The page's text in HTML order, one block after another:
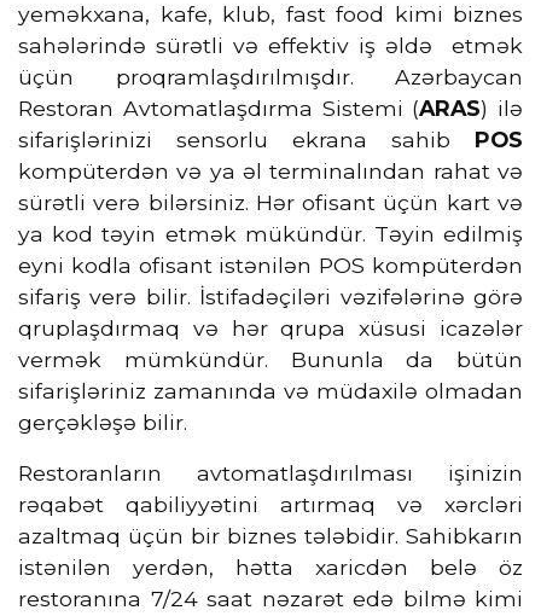
yeməkxana, kafe, klub, fast food kimi biznes
sahələrində sürətli və effektiv iş əldə etmək
üçün proqramlaşdırılmışdır. Azərbaycan
Restoran Avtomatlaşdırma Sistemi (ARAS) ilə
sifarişlərinizi sensorlu ekrana sahib POS
kompüterdən və ya əl terminalından rahat və
sürətli verə bilərsiniz. Hər ofisant üçün kart və
ya kod təyin etmək mükündür. Təyin edilmiş
eyni kodla ofisant istənilən POS kompüterdən
sifariş verə bilir. İstifadəçiləri vəzifələrinə görə
qruplaşdırmaq və hər qrupa xüsusi icazələr
vermək mümkündür. Bununla da bütün
sifarişləriniz zamanında və müdaxilə olmadan
gerçəkləşə bilir.
Restoranların avtomatlaşdırılması işinizin
rəqabət qabiliyyətini artırmaq və xərcləri
azaltmaq üçün bir biznes tələbidir. Sahibkarın
istənilən yerdən, hətta xaricdən belə öz
restoranına 7/24 saat nəzarət edə bilmə kimi